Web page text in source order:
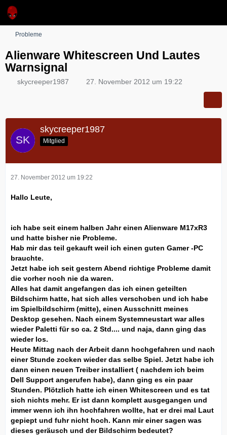
Probleme
Alienware Whitescreen Und Lautes
Warnsignal
skycreeper1987 27. November 2012 um 19:22
skycreeper1987
Mitglied
27. November 2012 um 19:22
Hallo Leute,
ich habe seit einem halben Jahr einen Alienware M17xR3
und hatte bisher nie Probleme.
Hab mir das teil gekauft weil ich einen guten Gamer -PC
brauchte.
Jetzt habe ich seit gestern Abend richtige Probleme damit
die vorher noch nie da waren.
Alles hat damit angefangen das ich einen geteilten
Bildschirm hatte, hat sich alles verschoben und ich habe
im Spielbildschirm (mitte), einen Ausschnitt meines
Desktop gesehen. Nach einem Systemneustart war alles
wieder Paletti für so ca. 2 Std.... und naja, dann ging das
wieder los.
Heute Mittag nach der Arbeit dann hochgefahren und nach
einer Stunde zocken wieder das selbe Spiel. Jetzt habe ich
dann einen neuen Treiber installiert ( nachdem ich beim
Dell Support angerufen habe), dann ging es ein paar
Stunden. Plötzlich hatte ich einen Whitescreen und es tat
sich nichts mehr. Er ist dann komplett ausgegangen und
immer wenn ich ihn hochfahren wollte, hat er drei mal Laut
gepiept und fuhr nicht hoch. Kann mir einer sagen was
dieses geräusch und der Bildschirm bedeutet?